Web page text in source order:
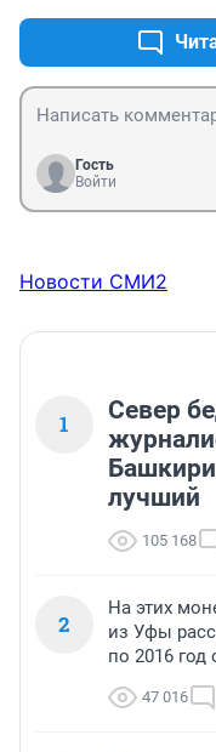
Гость
Войти
Новости СМИ2
1
Север
лучший
105 168
2
На этих
из Уфы
по 2016
47 016